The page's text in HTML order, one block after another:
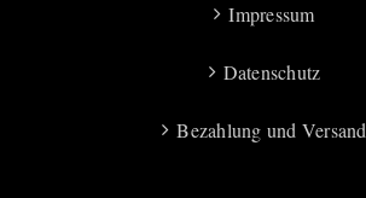
Impressum
Datenschutz
Bezahlung und Versand